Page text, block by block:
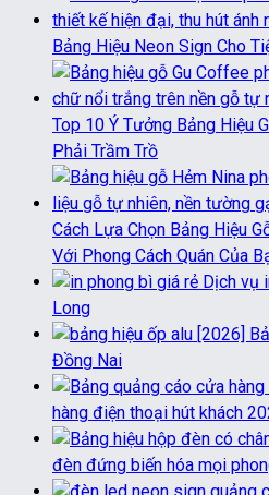
Bảng Hiệu Neon Sign Cho
Top 10 Ý Tưởng Bảng Hiệu
Phải Trầm Trồ
Cách Lựa Chọn Bảng Hiệu
Với Phong Cách Quán Của
Dịch vụ
Long
[2026]
Đồng Nai
hàng điện thoại hút khách
đèn đứng biến hóa mọi